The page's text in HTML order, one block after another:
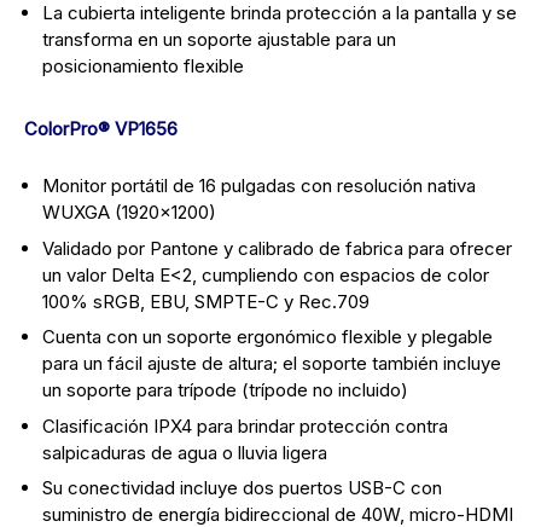
La cubierta inteligente brinda protección a la pantalla y se
transforma en un soporte ajustable para un
posicionamiento flexible
ColorPro® VP1656
Monitor portátil de 16 pulgadas con resolución nativa
WUXGA (1920×1200)
Validado por Pantone y calibrado de fabrica para ofrecer
un valor Delta E<2, cumpliendo con espacios de color
100% sRGB, EBU, SMPTE-C y Rec.709
Cuenta con un soporte ergonómico flexible y plegable
para un fácil ajuste de altura; el soporte también incluye
un soporte para trípode (trípode no incluido)
Clasificación IPX4 para brindar protección contra
salpicaduras de agua o lluvia ligera
Su conectividad incluye dos puertos USB-C con
suministro de energía bidireccional de 40W, micro-HDMI